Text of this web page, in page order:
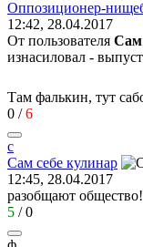
Оппозиционер-
12:42, 28.04.2017
От пользователя Сам
изнасиловал -
Там фалькин, тут
0 /6
с
Сам себе кулинар
12:45, 28.04.2017
разобщают общество!
5 /0